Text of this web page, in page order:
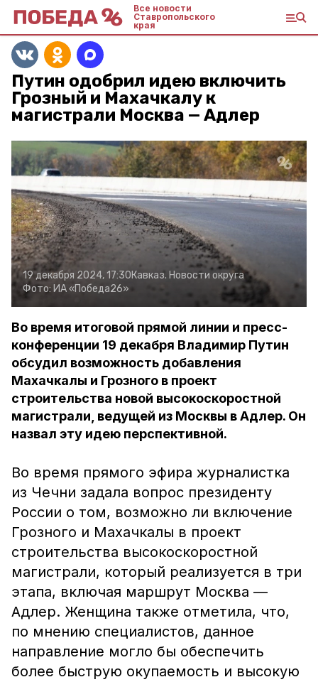
Все новости
Ставропольского
края
Путин одобрил идею включить
Грозный и Махачкалу к
магистрали Москва — Адлер
19 декабря 2024, 17:30Кавказ. Новости округа
Фото: ИА «Победа26»
Во время итоговой прямой линии и пресс-
конференции 19 декабря Владимир Путин
обсудил возможность добавления
Махачкалы и Грозного в проект
строительства новой высокоскоростной
магистрали, ведущей из Москвы в Адлер. Он
назвал эту идею перспективной.
Во время прямого эфира журналистка
из Чечни задала вопрос президенту
России о том, возможно ли включение
Грозного и Махачкалы в проект
строительства высокоскоростной
магистрали, который реализуется в три
этапа, включая маршрут Москва —
Адлер. Женщина также отметила, что,
по мнению специалистов, данное
направление могло бы обеспечить
более быструю окупаемость и высокую